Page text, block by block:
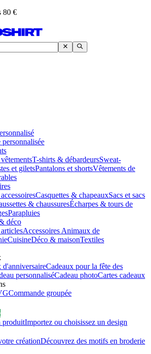
80 €
T-shirts & débardeursSweat-
et giletsPantalons et shortsVêtements de
Casquettes & chapeauxSacs et sacs
& chaussuresÉcharpes & tours de
Parapluies
déco
Accessoires Animaux de
CuisineDéco & maisonTextiles
d'anniversaireCadeaux pour la fête des
personnaliséCadeau photoCartes cadeaux
Commande groupée
produitImportez ou choisissez un design
créationDécouvrez des motifs en broderie